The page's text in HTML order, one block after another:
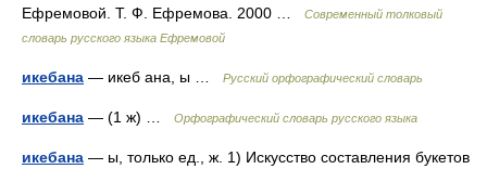
Ефремовой. Т. Ф. Ефремова. 2000 …
Современный толковый
словарь русского языка Ефремовой
икебана — икеб ана, ы … Русский орфографический словарь
икебана — (1 ж) … Орфографический словарь русского языка
икебана — ы, только ед., ж. 1) Искусство составления букетов